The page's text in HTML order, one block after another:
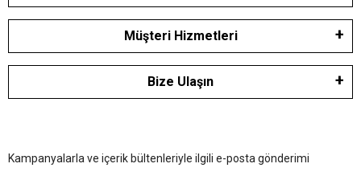
Müşteri Hizmetleri
Bize Ulaşın
Kampanyalarla ve içerik bültenleriyle ilgili e-posta gönderimi